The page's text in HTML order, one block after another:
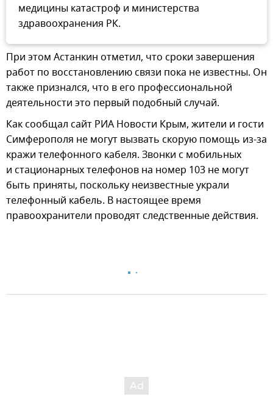
медицины катастроф и министерства
здравоохранения РК.
При этом Астанкин отметил, что сроки завершения
работ по восстановлению связи пока не известны. Он
также признался, что в его профессиональной
деятельности это первый подобный случай.
Как сообщал сайт РИА Новости Крым, жители и гости
Симферополя не могут вызвать скорую помощь из-за
кражи телефонного кабеля. Звонки с мобильных
и стационарных телефонов на номер 103 не могут
быть приняты, поскольку неизвестные украли
телефонный кабель. В настоящее время
правоохранители проводят следственные действия.